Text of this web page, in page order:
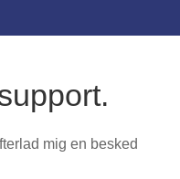
mig en besked